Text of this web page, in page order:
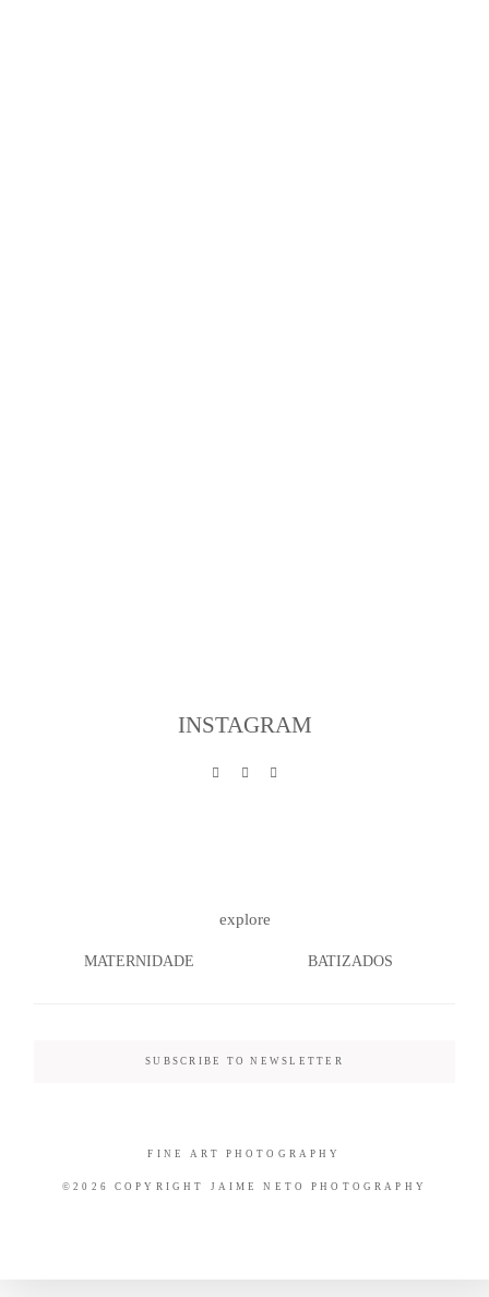
INSTAGRAM
explore
MATERNIDADE BATIZADOS
SUBSCRIBE TO NEWSLETTER
©2026 COPYRIGHT JAIME NETO PHOTOGRAPHY
FINE ART PHOTOGRAPHY